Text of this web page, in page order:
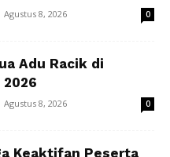
Agustus 8, 2026 0
Adu Racik di
Agustus 8, 2026 0
Keaktifan Peserta